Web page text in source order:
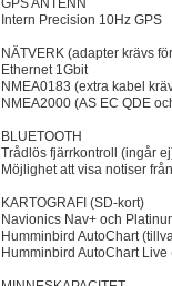
GPS ANTENN
Intern Precision 10Hz GPS
NÄTVERK (adapter krävs
Ethernet 1Gbit
NMEA0183 (extra kabel
NMEA2000 (AS EC QDE
BLUETOOTH
Trådlös fjärrkontroll (ingår
Möjlighet att visa notiser
KARTOGRAFI (SD-kort)
Navionics Nav+ och
Humminbird AutoChart
Humminbird AutoChart Live